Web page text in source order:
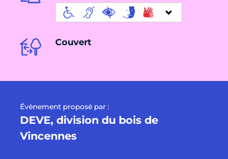
Couvert
Évènement proposé par :
DEVE, division du bois de
Vincennes